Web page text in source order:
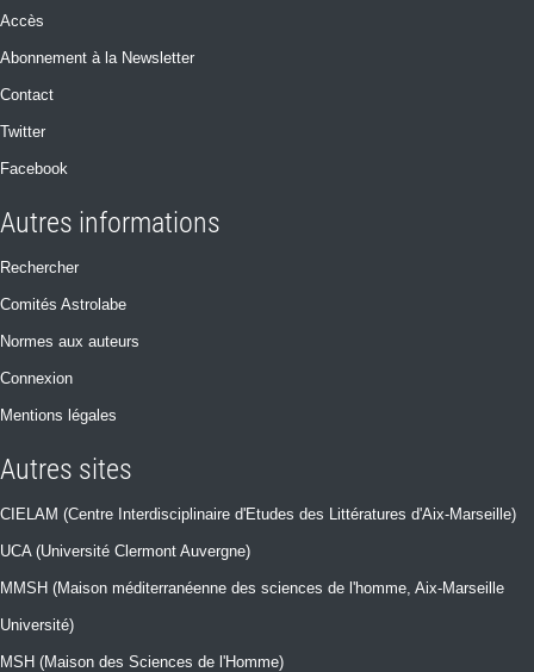
Accès
Abonnement à la Newsletter
Contact
Twitter
Facebook
Autres informations
Rechercher
Comités Astrolabe
Normes aux auteurs
Connexion
Mentions légales
Autres sites
CIELAM (Centre Interdisciplinaire d'Etudes des Littératures d'Aix-Marseille)
UCA (Université Clermont Auvergne)
MMSH (Maison méditerranéenne des sciences de l'homme, Aix-Marseille
Université)
MSH (Maison des Sciences de l'Homme)